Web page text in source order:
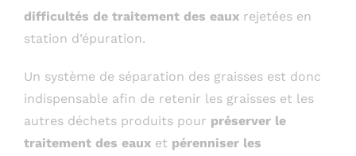
difficultés de traitement des eaux rejetées en
station d’épuration.
Un système de séparation des graisses est donc
indispensable afin de retenir les graisses et les
autres déchets produits pour préserver le
traitement des eaux et pérenniser les